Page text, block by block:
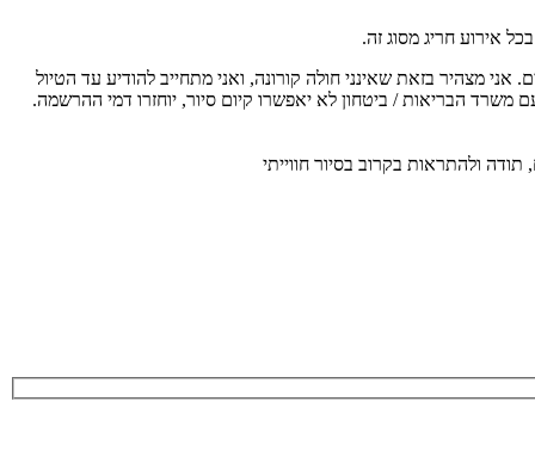
אירוע חריג מסוג זה.
משרד הבריאות על כן כל משתתף מחויב להגיע עם מסכה אישית, לשמור מרחק כנדרש, בקבוצה יהיו לכל היותר 20 משתתפים. אני מצהיר בזאת שאינני חולה קורונה, ואני מתחייב להודיע עד הטיול
משרד הבריאות / ביטחון לא יאפשרו קיום סיור, יוחזרו דמי ההרשמה.
ולהתראות בקרוב בסיור חווייתי